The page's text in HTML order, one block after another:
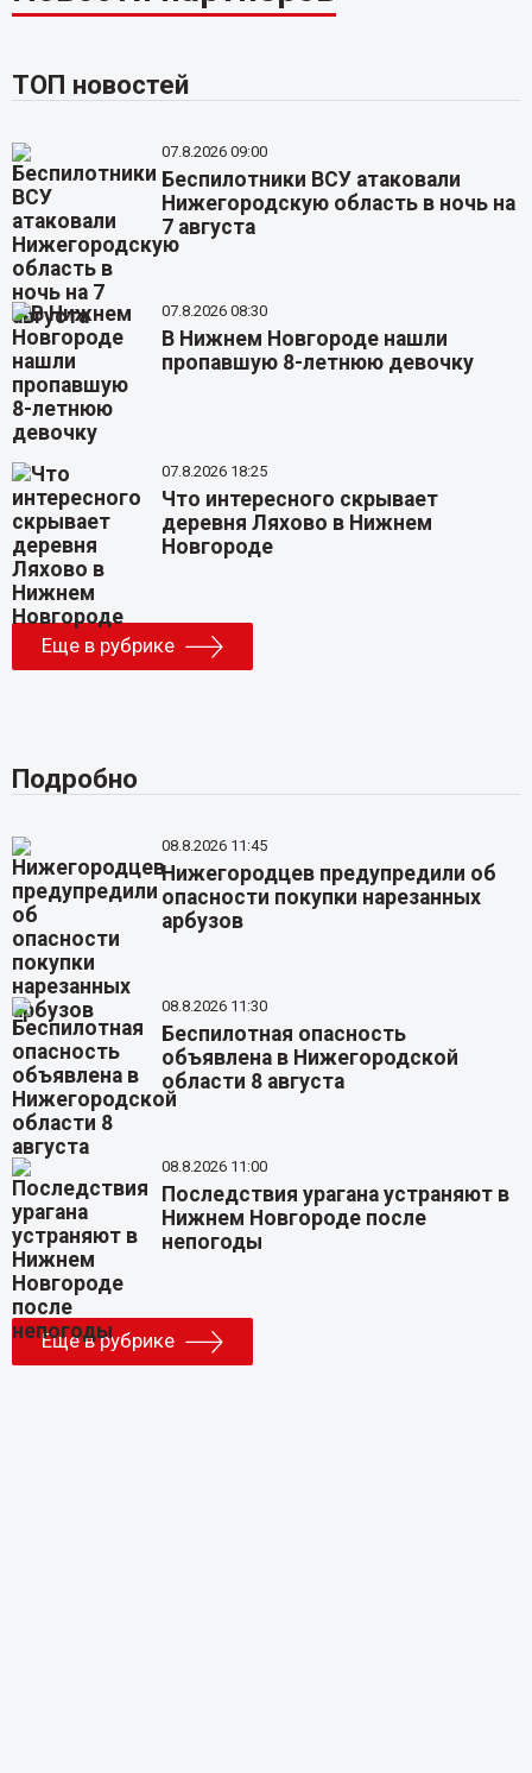
ТОП новостей
07.8.2026 09:00
Беспилотники ВСУ атаковали
Нижегородскую область в ночь на
7 августа
07.8.2026 08:30
В Нижнем Новгороде нашли
пропавшую 8-летнюю девочку
07.8.2026 18:25
Что интересного скрывает
деревня Ляхово в Нижнем
Новгороде
Еще в рубрике
Подробно
08.8.2026 11:45
Нижегородцев предупредили об
опасности покупки нарезанных
арбузов
08.8.2026 11:30
Беспилотная опасность
объявлена в Нижегородской
области 8 августа
08.8.2026 11:00
Последствия урагана устраняют в
Нижнем Новгороде после
непогоды
Еще в рубрике